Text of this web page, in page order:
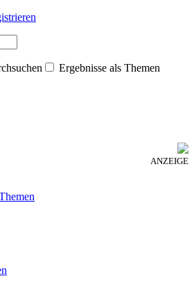
Ergebnisse als Themen
ANZEIGE